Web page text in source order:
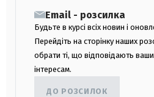
Email - розсилка
Будьте в курсі всіх новин і
Перейдіть на сторінку наших
обрати ті, що відповідають
інтересам.
ДО РОЗСИЛОК